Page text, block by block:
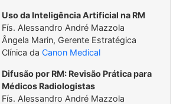
Uso da Inteligência Artificial na RM
Fís. Alessandro André Mazzola
Ângela Marin, Gerente Estratégica
Clínica da Canon Medical
Difusão por RM: Revisão Prática para
Médicos Radiologistas
Fís. Alessandro André Mazzola